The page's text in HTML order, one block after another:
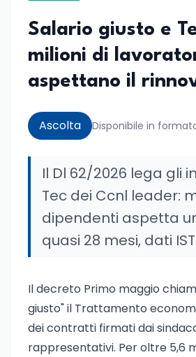
Salario giusto e
milioni di
aspettano il
Ascolta Disponibile in
Il Dl 62/2026 lega gli
Tec dei Ccnl leader:
dipendenti aspetta
quasi 28 mesi, dati
Il decreto Primo maggio
giusto" il Trattamento
dei contratti firmati dai
rappresentativi. Per oltre 5,6